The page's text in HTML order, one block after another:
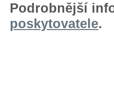
Podrobnější
poskytovatele.